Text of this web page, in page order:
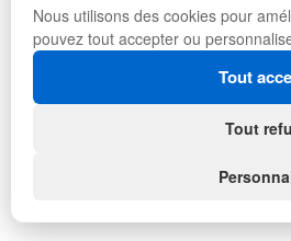
Nous utilisons des cookies pour
pouvez tout accepter ou
Tout
Tout